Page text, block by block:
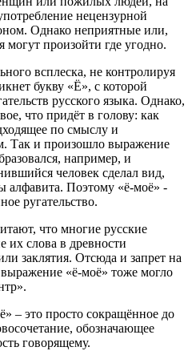
нецензурной
Однако неприятные или,
могут произойти где угодно.
всплеска, не контролируя
букву «Ё», с которой
русского языка. Однако,
что придёт в голову: как
по смыслу и
Так и произошло выражение
например, и
человек сделал вид,
алфавита. Поэтому «ё-моё» -
ругательство.
что многие русские
их слова в древности
заклятия. Отсюда и запрет на
«ё-моё» тоже могло
– это просто сокращённое до
обозначающее
говорящему.